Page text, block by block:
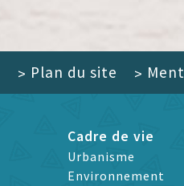
> Plan du site >
Cadre de vie
Urbanisme
Environnement